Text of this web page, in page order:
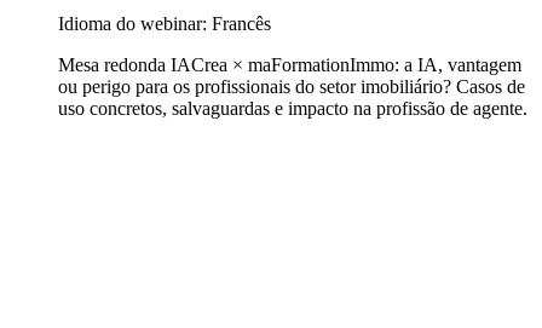
Idioma do webinar: Francês
Mesa redonda IACrea × maFormationImmo: a IA, vantagem
ou perigo para os profissionais do setor imobiliário? Casos de
uso concretos, salvaguardas e impacto na profissão de agente.